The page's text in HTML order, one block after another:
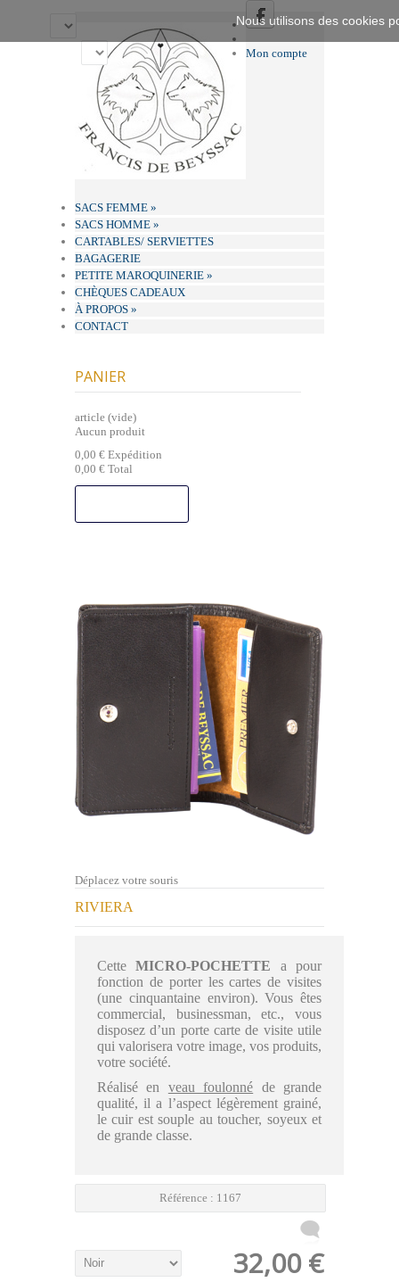
Mon compte
SACS FEMME »
SACS HOMME »
CARTABLES/ SERVIETTES
BAGAGERIE
PETITE MAROQUINERIE »
CHÈQUES CADEAUX
À PROPOS »
CONTACT
PANIER
article (vide)
Aucun produit
0,00 € Expédition
0,00 € Total
Déplacez votre souris
RIVIERA
CetteMICRO-POCHETTE a pour
fonction de porter les cartes de visites
(une cinquantaine environ). Vous êtes
commercial, businessman, etc., vous
disposez d’un porte carte de visite utile
qui valorisera votre image, vos produits,
votre société.
Réalisé en veau foulonné de grande
qualité, il a l’aspect légèrement grainé,
le cuir est souple au toucher, soyeux et
de grande classe.
Référence : 1167
32,00 €
Nous utilisons des cookies